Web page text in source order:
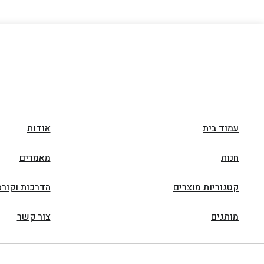
עמוד בית
חנות
קטגוריות מוצרים
מותגים
אודות
מאמרים
הדרכות
צור קשר